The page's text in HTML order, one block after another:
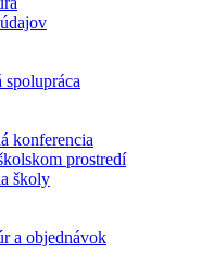
konferencia
prostredí
školy
a objednávok